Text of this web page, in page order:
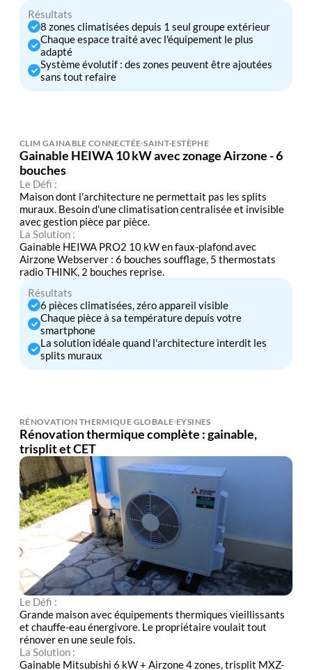
Résultats
8 zones climatisées depuis 1 seul groupe extérieur
Chaque espace traité avec l'équipement le plus
adapté
Système évolutif : des zones peuvent être ajoutées
sans tout refaire
CLIM GAINABLE CONNECTÉE SAINT-ESTÈPHE
Gainable HEIWA 10 kW avec zonage Airzone - 6
bouches
Le Défi :
Maison dont l'architecture ne permettait pas les splits
muraux. Besoin d'une climatisation centralisée et invisible
avec gestion pièce par pièce.
La Solution :
Gainable HEIWA PRO2 10 kW en faux-plafond avec
Airzone Webserver : 6 bouches soufflage, 5 thermostats
radio THINK, 2 bouches reprise.
Résultats
6 pièces climatisées, zéro appareil visible
Chaque pièce à sa température depuis votre
smartphone
La solution idéale quand l'architecture interdit les
splits muraux
RÉNOVATION THERMIQUE GLOBALE EYSINES
Rénovation thermique complète : gainable,
trisplit et CET
Le Défi :
Grande maison avec équipements thermiques vieillissants
et chauffe-eau énergivore. Le propriétaire voulait tout
rénover en une seule fois.
La Solution :
Gainable Mitsubishi 6 kW + Airzone 4 zones, trisplit MXZ-